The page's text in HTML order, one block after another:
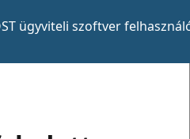
ügyviteli szoftver